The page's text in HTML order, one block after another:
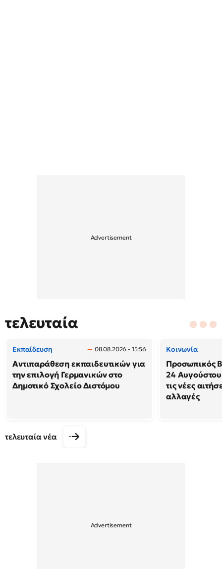
τελευταία
Εκπαίδευση 08.08.2026 - 15:56
Αντιπαράθεση εκπαιδευτικών για
την επιλογή Γερμανικών στο
Δημοτικό Σχολείο Διστόμου
Κοινωνία
Προσωπικός
24
τις νέες
αλλαγές
τελευταία νέα